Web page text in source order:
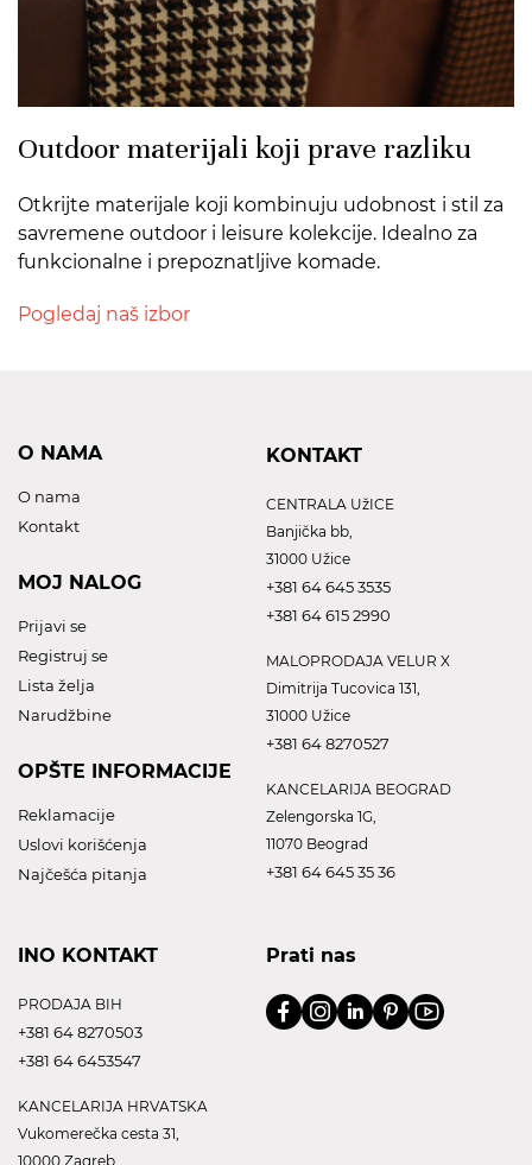
Outdoor materijali koji prave razliku
Otkrijte materijale koji kombinuju udobnost i stil za
savremene outdoor i leisure kolekcije. Idealno za
funkcionalne i prepoznatljive komade.
Pogledaj naš izbor
O NAMA
O nama
Kontakt
MOJ NALOG
Prijavi se
Registruj se
Lista želja
Narudžbine
OPŠTE INFORMACIJE
Reklamacije
Uslovi korišćenja
Najčešća pitanja
KONTAKT
CENTRALA UžICE
Banjička bb,
31000 Užice
+381 64 645 3535
+381 64 615 2990
MALOPRODAJA VELUR X
Dimitrija Tucovica 131,
31000 Užice
+381 64 8270527
KANCELARIJA BEOGRAD
Zelengorska 1G,
11070 Beograd
+381 64 645 35 36
INO KONTAKT
PRODAJA BIH
+381 64 8270503
+381 64 6453547
KANCELARIJA HRVATSKA
Vukomerečka cesta 31,
10000 Zagreb
Prati nas